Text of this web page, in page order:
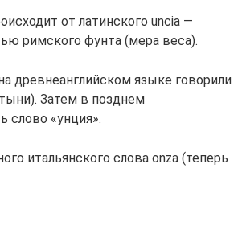
от латинского uncia —
римского фунта (мера веса).
древнеанглийском языке говорили
Затем в позднем
слово «унция».
итальянского слова onza (теперь